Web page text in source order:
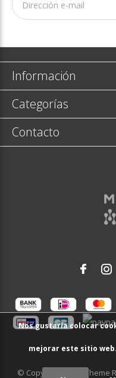
Información
Categorías
Contacto
© Copyright - Theme
Nos gustaría colocar
mejorar este sitio